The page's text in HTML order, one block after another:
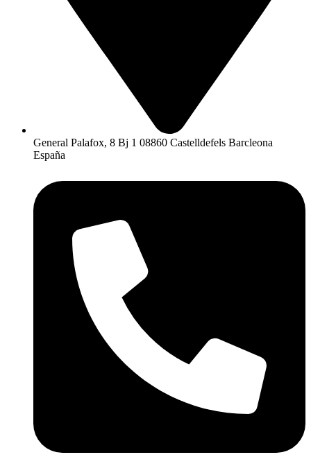
General Palafox, 8 Bj 1 08860 Castelldefels Barcleona
España